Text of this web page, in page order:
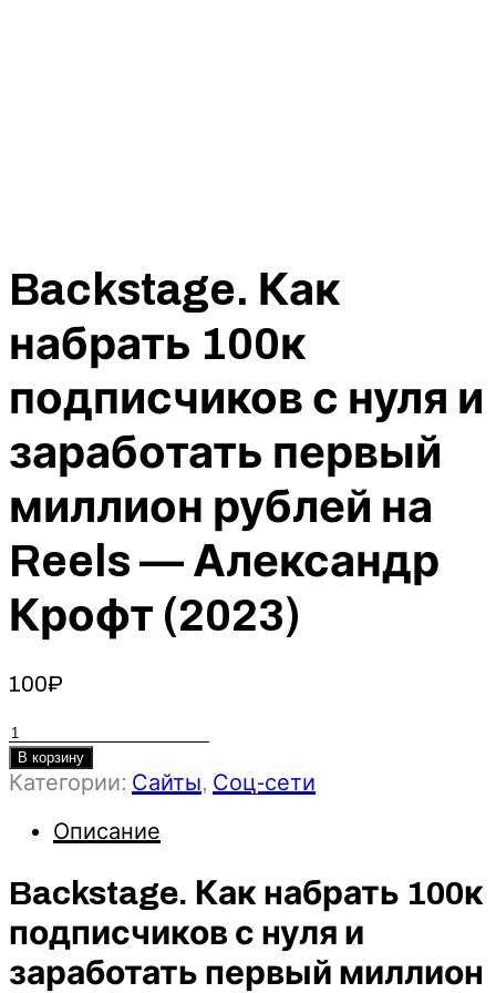
Backstage. Как
набрать 100к
подписчиков с нуля и
заработать первый
миллион рублей на
Reels — Александр
Крофт (2023)
100₽
Количество
товара
Backstage.
набрать
подписчиков
нуля
и
В корзину
Категории: Сайты, Соц-сети
Описание
Backstage. Как набрать 100к
подписчиков с нуля и
заработать первый миллион